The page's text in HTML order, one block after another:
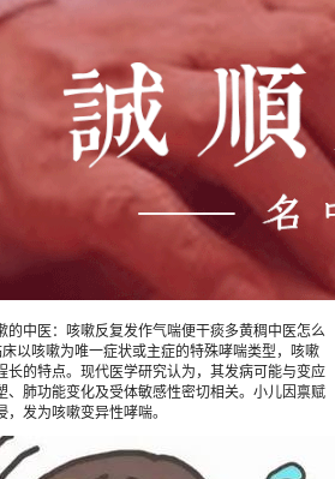
中医：咳嗽反复发作气喘便干痰多黄稠中医怎么
以咳嗽为唯一症状或主症的特殊哮喘类型，咳嗽
长的特点。现代医学研究认为，其发病可能与变应
、肺功能变化及受体敏感性密切相关。小儿因禀赋
发为咳嗽变异性哮喘。